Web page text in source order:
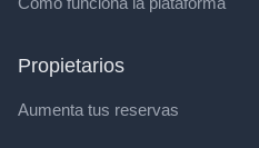
Propietarios
Aumenta tus reservas